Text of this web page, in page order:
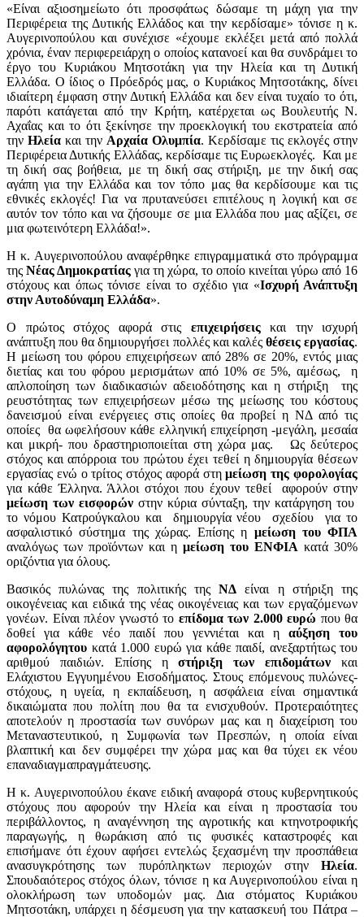
«Είναι αξιοσημείωτο ότι προσφάτως δώσαμε τη μάχη για την
Περιφέρεια της Δυτικής Ελλάδος και την κερδίσαμε» τόνισε η κ.
Αυγερινοπούλου και συνέχισε «έχουμε εκλέξει μετά από πολλά
χρόνια, έναν περιφερειάρχη ο οποίος κατανοεί και θα συνδράμει το
έργο του Κυριάκου Μητσοτάκη για την Ηλεία και τη Δυτική
Ελλάδα. Ο ίδιος ο Πρόεδρός μας, ο Κυριάκος Μητσοτάκης, δίνει
ιδιαίτερη έμφαση στην Δυτική Ελλάδα και δεν είναι τυχαίο το ότι,
παρότι κατάγεται από την Κρήτη, κατέρχεται ως Βουλευτής Ν.
Αχαΐας και το ότι ξεκίνησε την προεκλογική του εκστρατεία από
την Ηλεία και την Αρχαία Ολυμπία. Κερδίσαμε τις εκλογές στην
Περιφέρεια Δυτικής Ελλάδας, κερδίσαμε τις Ευρωεκλογές. Και με
τη δική σας βοήθεια, με τη δική σας στήριξη, με την δική σας
αγάπη για την Ελλάδα και τον τόπο μας θα κερδίσουμε και τις
εθνικές εκλογές! Για να πρυτανεύσει επιτέλους η λογική και σε
αυτόν τον τόπο και να ζήσουμε σε μια Ελλάδα που μας αξίζει, σε
μια φωτεινότερη Ελλάδα!».
Η κ. Αυγερινοπούλου αναφέρθηκε επιγραμματικά στο πρόγραμμα
της Νέας Δημοκρατίας για τη χώρα, το οποίο κινείται γύρω από 16
στόχους και όπως τόνισε είναι το σχέδιο για «Ισχυρή Ανάπτυξη
στην Αυτοδύναμη Ελλάδα».
Ο πρώτος στόχος αφορά στις επιχειρήσειςκαι την ισχυρή
ανάπτυξη που θα δημιουργήσει πολλές και καλές θέσεις εργασίας.
Η μείωση του φόρου επιχειρήσεων από 28% σε 20%, εντός μιας
διετίας και του φόρου μερισμάτων από 10% σε 5%, αμέσως, η
απλοποίηση των διαδικασιών αδειοδότησης και η στήριξη της
ρευστότητας των επιχειρήσεων μέσω της μείωσης του κόστους
δανεισμού είναι ενέργειες στις οποίες θα προβεί η ΝΔ από τις
οποίες θα ωφελήσουν κάθε ελληνική επιχείρηση -μεγάλη, μεσαία
και μικρή- που δραστηριοποιείται στη χώρα μας. Ως δεύτερος
στόχος και απόρροια του πρώτου έχει τεθεί η δημιουργία θέσεων
εργασίας ενώ ο τρίτος στόχος αφορά στημείωση της φορολογίας
για κάθε Έλληνα. Άλλοι στόχοι που έχουν τεθεί αφορούν στην
μείωση των εισφορών στην κύρια σύνταξη, την κατάργηση του
το νόμου Κατρούγκαλου και δημιουργία νέου σχεδίου για το
ασφαλιστικό σύστημα της χώρας. Επίσης η μείωση του ΦΠΑ
αναλόγως των προϊόντων και η μείωση του ΕΝΦΙΑ κατά 30%
οριζόντια για όλους.
Βασικός πυλώνας της πολιτικής τηςΝΔ είναι η στήριξη της
οικογένειας και ειδικά της νέας οικογένειας και των εργαζόμενων
γονέων. Είναι πλέον γνωστό το επίδομα των 2.000 ευρώ που θα
δοθεί για κάθε νέο παιδί που γεννιέται και η αύξηση του
αφορολόγητου κατά 1.000 ευρώ για κάθε παιδί, ανεξαρτήτως του
αριθμού παιδιών. Επίσης ηστήριξη των επιδομάτων και
Ελάχιστου Εγγυημένου Εισοδήματος. Στους επόμενους πυλώνες-
στόχους, η υγεία, η εκπαίδευση, η ασφάλεια είναι σημαντικά
δικαιώματα που πολίτη που θα τα ενισχυθούν. Προτεραιότητες
αποτελούν η προστασία των συνόρων μας και η διαχείριση του
Μεταναστευτικού, η Συμφωνία των Πρεσπών, η οποία είναι
βλαπτική και δεν συμφέρει την χώρα μας και θα τύχει εκ νέου
επαναδιαγμαπραγμάτευσης.
Η κ. Αυγερινοπούλου έκανε ειδική αναφορά στους κυβερνητικούς
στόχους που αφορούν την Ηλεία και είναι η προστασία του
περιβάλλοντος, η αναγέννηση της αγροτικής και κτηνοτροφικής
παραγωγής, η θωράκιση από τις φυσικές καταστροφές και
επισήμανε ότι έχουν αφήσει εντελώς ξεχασμένη την προσπάθεια
ανασυγκρότησης των πυρόπληκτων περιοχών στην Ηλεία.
Σπουδαιότερος στόχος όλων, τόνισε η κα Αυγερινοπούλου είναι η
ολοκλήρωση των υποδομών μας. Δια στόματος Κυριάκου
Μητσοτάκη, υπάρχει η δέσμευση για την κατασκευή του Πάτρα –